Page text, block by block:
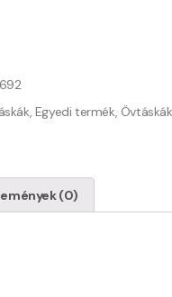
, Egyedi termék, Övtáskák
(0)